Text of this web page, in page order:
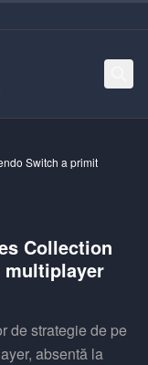
Switch a primit
Collection
multiplayer
de strategie de pe
absentă la